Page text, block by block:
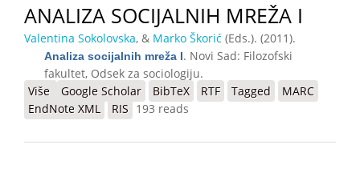
ANALIZA SOCIJALNIH MREŽA I
Valentina Sokolovska, & Marko Škorić (Eds.). (2011).
Analiza socijalnih mreža I. Novi Sad: Filozofski
fakultet, Odsek za sociologiju.
Više o Analiza socijalnih mreža I
Google Scholar BibTeX RTF Tagged
MARC
EndNote XML
RIS 193 reads